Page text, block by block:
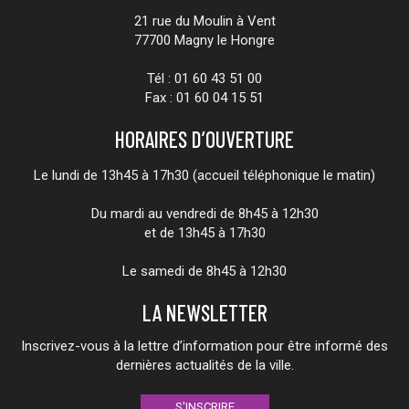
FacebookTwitterInstagramLinkedin
21 rue du Moulin à Vent
77700 Magny le Hongre
Tél : 01 60 43 51 00
Fax : 01 60 04 15 51
HORAIRES D’OUVERTURE
Le lundi de 13h45 à 17h30 (accueil téléphonique le matin)
Du mardi au vendredi de 8h45 à 12h30
et de 13h45 à 17h30
Le samedi de 8h45 à 12h30
LA NEWSLETTER
Inscrivez-vous à la lettre d’information pour être informé des
dernières actualités de la ville.